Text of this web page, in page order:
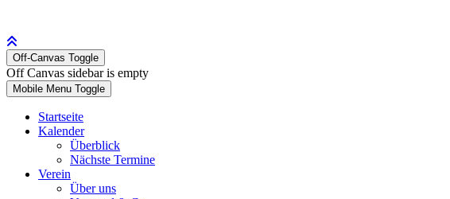
Off-Canvas Toggle
Off Canvas sidebar is empty
Mobile Menu Toggle
Startseite
Kalender
Überblick
Nächste Termine
Verein
Über uns